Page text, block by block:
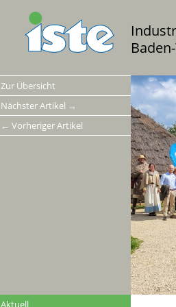
Zur Übersicht
Nächster Artikel →
← Vorheriger Artikel
Aktuell